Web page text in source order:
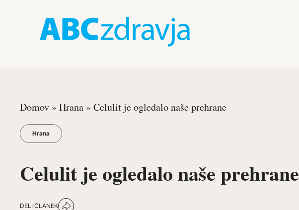
Domov » Hrana » Celulit je ogledalo naše prehrane
Hrana
Celulit je ogledalo naše prehrane
DELI ČLANEK